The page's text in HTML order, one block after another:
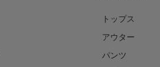
トップス
アウター
パンツ